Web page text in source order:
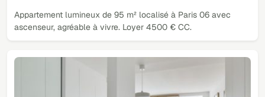
Appartement lumineux de 95 m² localisé à Paris 06 avec
ascenseur, agréable à vivre. Loyer 4500 € CC.